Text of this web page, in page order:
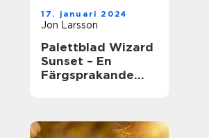
17. januari 2024
Jon Larsson
Palettblad Wizard
Sunset – En
Färgsprakande